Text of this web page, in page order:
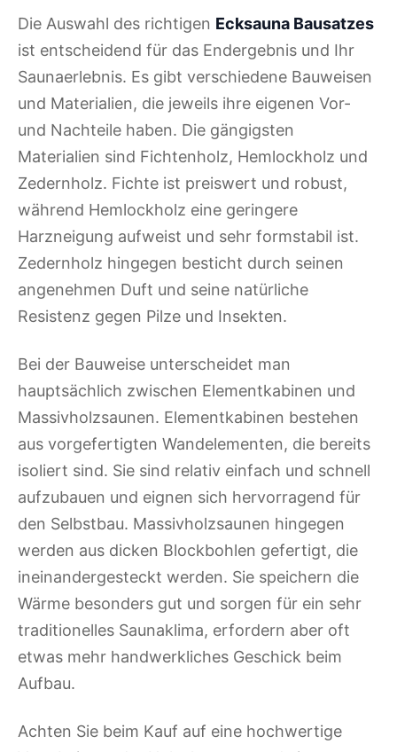
Die Auswahl des richtigen Ecksauna Bausatzes
ist entscheidend für das Endergebnis und Ihr
Saunaerlebnis. Es gibt verschiedene Bauweisen
und Materialien, die jeweils ihre eigenen Vor-
und Nachteile haben. Die gängigsten
Materialien sind Fichtenholz, Hemlockholz und
Zedernholz. Fichte ist preiswert und robust,
während Hemlockholz eine geringere
Harzneigung aufweist und sehr formstabil ist.
Zedernholz hingegen besticht durch seinen
angenehmen Duft und seine natürliche
Resistenz gegen Pilze und Insekten.
Bei der Bauweise unterscheidet man
hauptsächlich zwischen Elementkabinen und
Massivholzsaunen. Elementkabinen bestehen
aus vorgefertigten Wandelementen, die bereits
isoliert sind. Sie sind relativ einfach und schnell
aufzubauen und eignen sich hervorragend für
den Selbstbau. Massivholzsaunen hingegen
werden aus dicken Blockbohlen gefertigt, die
ineinandergesteckt werden. Sie speichern die
Wärme besonders gut und sorgen für ein sehr
traditionelles Saunaklima, erfordern aber oft
etwas mehr handwerkliches Geschick beim
Aufbau.
Achten Sie beim Kauf auf eine hochwertige